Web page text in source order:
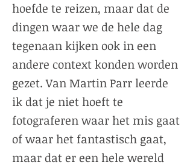
hoefde te reizen, maar dat de
dingen waar we de hele dag
tegenaan kijken ook in een
andere context konden worden
gezet. Van Martin Parr leerde
ik dat je niet hoeft te
fotograferen waar het mis gaat
of waar het fantastisch gaat,
maar dat er een hele wereld